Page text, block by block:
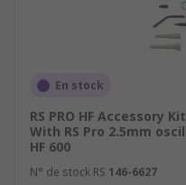
En stock
RS PRO HF Accessory
With RS Pro 2.5mm
HF 600
N° de stock RS 146-6627